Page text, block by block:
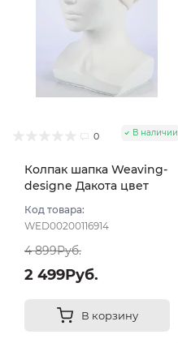
0 В наличии
Колпак шапка Weaving-
designe Дакота цвет
Код товара:
WED00200116914
4 899Руб.
2 499Руб.
В корзину